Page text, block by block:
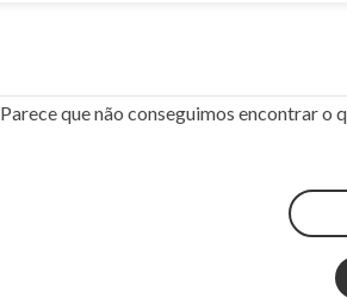
Parece que não conseguimos encontrar o